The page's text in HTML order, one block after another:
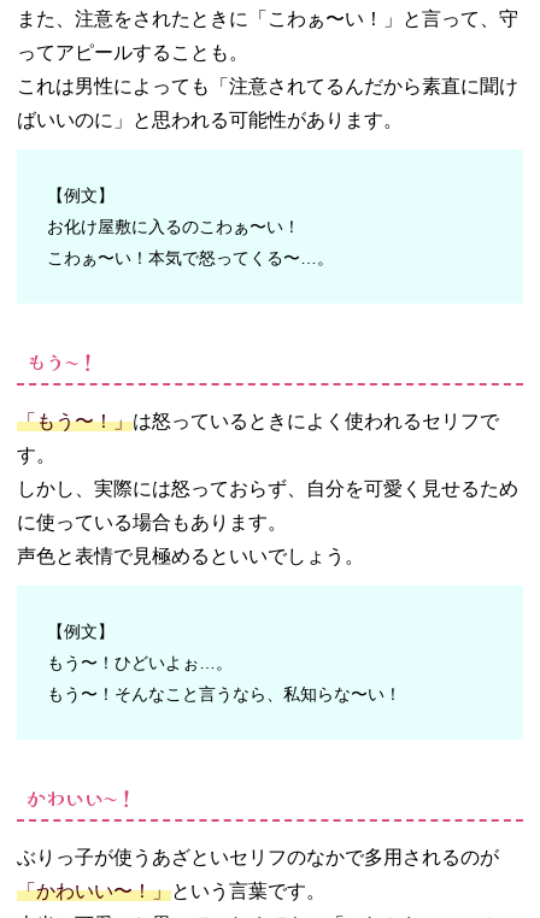
また、注意をされたときに「こわぁ〜い！」と言って、守
ってアピールすることも。
これは男性によっても「注意されてるんだから素直に聞け
ばいいのに」と思われる可能性があります。
【例文】
お化け屋敷に入るのこわぁ〜い！
こわぁ〜い！本気で怒ってくる〜…。
もう〜！
「もう〜！」は怒っているときによく使われるセリフで
す。
しかし、実際には怒っておらず、自分を可愛く見せるため
に使っている場合もあります。
声色と表情で見極めるといいでしょう。
【例文】
もう〜！ひどいよぉ…。
もう〜！そんなこと言うなら、私知らな〜い！
かわいい〜！
ぶりっ子が使うあざといセリフのなかで多用されるのが
「かわいい〜！」という言葉です。